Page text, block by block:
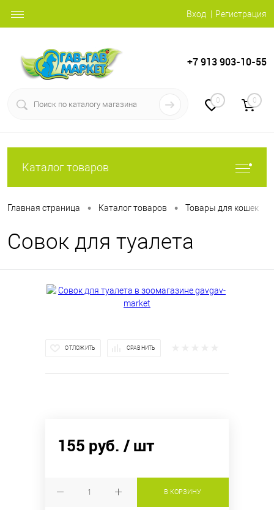
Вход Регистрация
+7 913 903-10-55
0 0
Каталог товаров
Главная страница • Каталог товаров • Товары для кошек
Совок для туалета
ОТЛОЖИТЬ СРАВНИТЬ
155 руб. / шт
В КОРЗИНУ